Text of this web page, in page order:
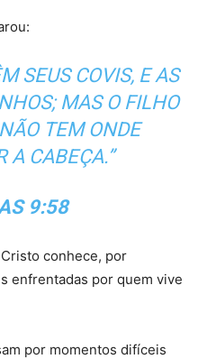
SEUS COVIS, E AS
MAS O FILHO
TEM ONDE
A CABEÇA.”
9:58
conhece, por
enfrentadas por quem vive
por momentos difíceis